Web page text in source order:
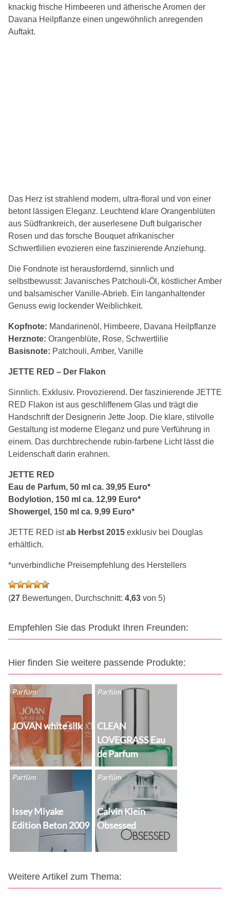
knackig frische Himbeeren und ätherische Aromen der
Davana Heilpflanze einen ungewöhnlich anregenden
Auftakt.
Das Herz ist strahlend modern, ultra-floral und von einer
betont lässigen Eleganz. Leuchtend klare Orangenblüten
aus Südfrankreich, der auserlesene Duft bulgarischer
Rosen und das forsche Bouquet afrikanischer
Schwertlilien evozieren eine faszinierende Anziehung.
Die Fondnote ist herausfordernd, sinnlich und
selbstbewusst: Javanisches Patchouli-Öl, köstlicher Amber
und balsamischer Vanille-Abrieb. Ein langanhaltender
Genuss ewig lockender Weiblichkeit.
Kopfnote: Mandarinenöl, Himbeere, Davana Heilpflanze
Herznote: Orangenblüte, Rose, Schwertlilie
Basisnote: Patchouli, Amber, Vanille
JETTE RED – Der Flakon
Sinnlich. Exklusiv. Provozierend. Der faszinierende JETTE
RED Flakon ist aus geschliffenem Glas und trägt die
Handschrift der Designerin Jette Joop. Die klare, stilvolle
Gestaltung ist moderne Eleganz und pure Verführung in
einem. Das durchbrechende rubin-farbene Licht lässt die
Leidenschaft darin erahnen.
JETTE RED
Eau de Parfum, 50 ml ca. 39,95 Euro*
Bodylotion, 150 ml ca. 12,99 Euro*
Showergel, 150 ml ca. 9,99 Euro*
JETTE RED istab Herbst 2015 exklusiv bei Douglas
erhältlich.
*unverbindliche Preisempfehlung des Herstellers
(27 Bewertungen, Durchschnitt: 4,63 von 5)
Empfehlen Sie das Produkt Ihren Freunden:
Hier finden Sie weitere passende Produkte:
Parfüm
JOVAN white silk
Parfüm
CLEAN
LOVEGRASS Eau
de Parfum
Parfüm
Issey Miyake
Edition Beton 2009
Parfüm
Calvin Klein
Obsessed
Weitere Artikel zum Thema: